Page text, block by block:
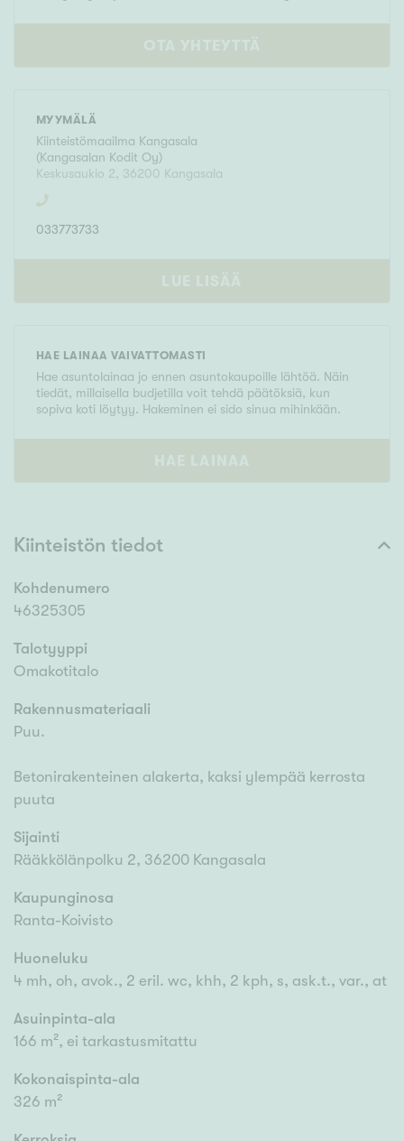
OTA YHTEYTTÄ
MYYMÄLÄ
Kiinteistömaailma Kangasala
(Kangasalan Kodit Oy)
Keskusaukio 2, 36200 Kangasala
033773733
LUE LISÄÄ
HAE LAINAA VAIVATTOMASTI
Hae asuntolainaa jo ennen asuntokaupoille lähtöä. Näin
tiedät, millaisella budjetilla voit tehdä päätöksiä, kun
sopiva koti löytyy. Hakeminen ei sido sinua mihinkään.
HAE LAINAA
Kiinteistön tiedot
Kohdenumero
46325305
Talotyyppi
Omakotitalo
Rakennusmateriaali
Puu.
Betonirakenteinen alakerta, kaksi ylempää kerrosta
puuta
Sijainti
Rääkkölänpolku 2, 36200 Kangasala
Kaupunginosa
Ranta-Koivisto
Huoneluku
4 mh, oh, avok., 2 eril. wc, khh, 2 kph, s, ask.t., var., at
Asuinpinta-ala
166 m², ei tarkastusmitattu
Kokonaispinta-ala
326 m²